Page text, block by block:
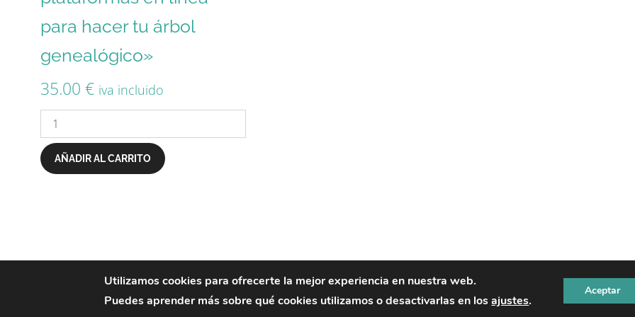
para hacer tu árbol
genealógico»
35.00 € iva incluido
AÑADIR AL CARRITO
© 2026 tataranietos AVISO LEGAL POLÍTICA DE PRIVACIDAD
Utilizamos cookies para ofrecerte la mejor experiencia en nuestra web.
Puedes aprender más sobre qué cookies utilizamos o desactivarlas en losajustes.
Aceptar